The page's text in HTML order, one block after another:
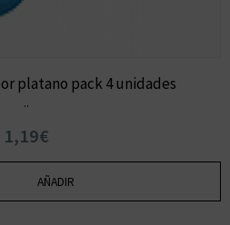
platano pack 4 unidades
..
1,19€
AÑADIR